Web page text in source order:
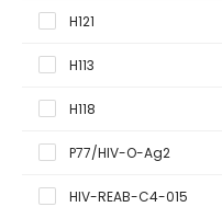
H121
H113
H118
P77/HIV-O-Ag2
HIV-REAB-C4-015